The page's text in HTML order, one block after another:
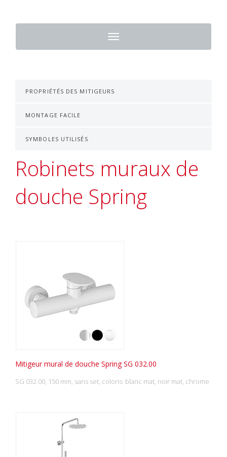
Toggle
navigation
PROPRIÉTÉS DES MITIGEURS
MONTAGE FACILE
SYMBOLES UTILISÉS
Robinets muraux de
douche Spring
Mitigeur mural de douche Spring SG 032.00
SG 032.00, 150 mm, sans set, coloris: blanc mat, noir mat, chrome